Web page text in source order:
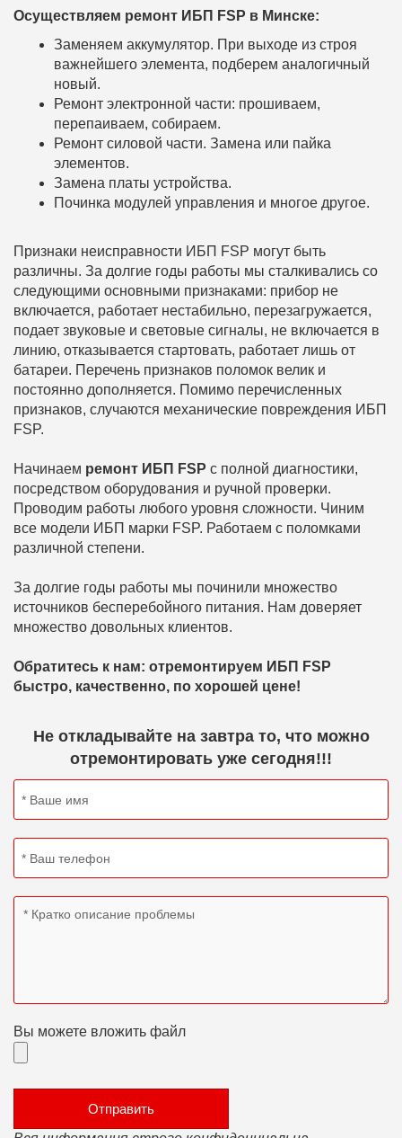
Осуществляем ремонт ИБП FSP в Минске:
Заменяем аккумулятор. При выходе из строя
важнейшего элемента, подберем аналогичный
новый.
Ремонт электронной части: прошиваем,
перепаиваем, собираем.
Ремонт силовой части. Замена или пайка
элементов.
Замена платы устройства.
Починка модулей управления и многое другое.
Признаки неисправности ИБП FSP могут быть
различны. За долгие годы работы мы сталкивались со
следующими основными признаками: прибор не
включается, работает нестабильно, перезагружается,
подает звуковые и световые сигналы, не включается в
линию, отказывается стартовать, работает лишь от
батареи. Перечень признаков поломок велик и
постоянно дополняется. Помимо перечисленных
признаков, случаются механические повреждения ИБП
FSP.
Начинаем ремонт ИБП FSP с полной диагностики,
посредством оборудования и ручной проверки.
Проводим работы любого уровня сложности. Чиним
все модели ИБП марки FSP. Работаем с поломками
различной степени.
За долгие годы работы мы починили множество
источников бесперебойного питания. Нам доверяет
множество довольных клиентов.
Обратитесь к нам: отремонтируем ИБП FSP
быстро, качественно, по хорошей цене!
Не откладывайте на завтра то, что можно
отремонтировать уже сегодня!!!
Вы можете вложить файл